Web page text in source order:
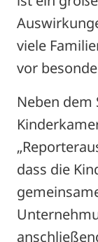
viele
vor
Neben dem
dass die